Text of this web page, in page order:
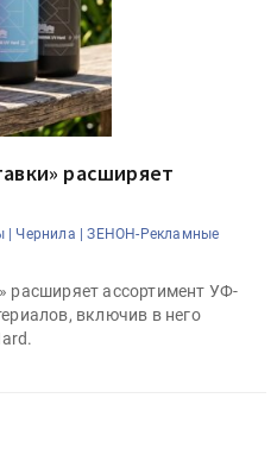
расширяет
| Чернила | ЗЕНОН-Рекламные
ассортимент УФ-
включив в него